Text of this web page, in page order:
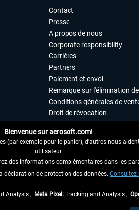
Contact
Presse
A propos de nous
Corporate responsibility
Carrières
Partners
Paiement et envoi
Remarque sur l'élimination
Conditions générales de
Droit de révocation
Accessibilité
Mentions légales
et, le cas échéant, frais de
Bienvenue sur aerosoft.com!
(par exemple pour le panier), d'autres nous
utilisateur.
des informations complémentaires dans les
déclaration de protection des données. Consultez
Analysis , Meta Pixel: Tracking and Analysis ,